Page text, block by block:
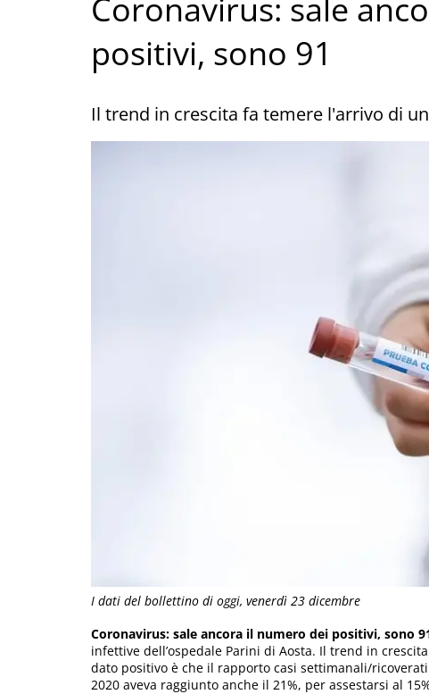
I dati del bollettino di oggi, venerdì 23 dicembre
Coronavirus: sale
positivi, sono 91
Il trend in crescita fa temere l'arrivo di
Coronavirus: sale ancora il numero dei positivi, sono
infettive dell’ospedale Parini di Aosta. Il trend in
dato positivo è che il rapporto casi settimanali/
2020 aveva raggiunto anche il 21%, per assestarsi al